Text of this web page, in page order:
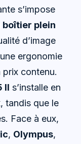
s’impose
boîtier plein
d’image
ergonomie
contenu.
II s’installe en
, tandis que le
Face à eux,
, Olympus,